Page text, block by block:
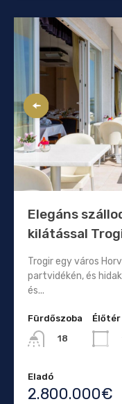
Elegáns
kilátással
Trogir egy város
partvidékén, és
és...
Fürdőszoba
18
Élőtér
Eladó
2.800.000€